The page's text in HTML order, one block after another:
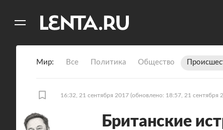
Мир Все Политика Общество
16:32, 21 сентября 2017 (обновлено: 18:57, 21 сентября
Британские